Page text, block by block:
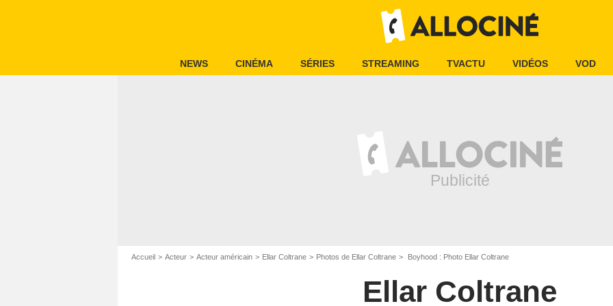
NEWS CINÉMA SÉRIES STREAMING TVACTU VIDÉOS VOD
Accueil Acteur Acteur américain Ellar Coltrane Photos de Ellar Coltrane Boyhood : Photo Ellar Coltrane
Ellar Coltrane